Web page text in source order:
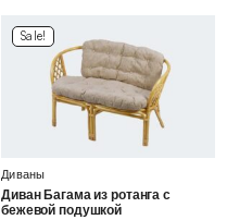
Sale!
Диваны
Диван Багама из ротанга с
бежевой подушкой